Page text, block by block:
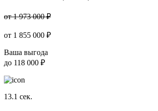
от 1 973 000 ₽
от 1 855 000 ₽
Ваша выгода
до 118 000 ₽
13.1 сек.